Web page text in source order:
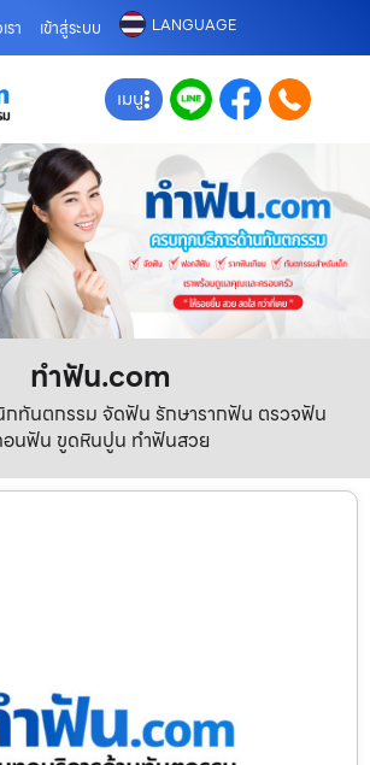
รา เข้าสู่ระบบ LANGUAGE
เมนู
ทําฟัน.com
ทันตกรรม จัดฟัน รักษารากฟัน ตรวจฟัน
นฟัน ขูดหินปูน ทำฟันสวย